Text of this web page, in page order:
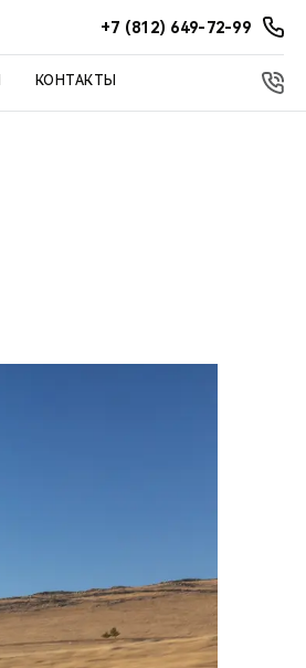
+7 (812) 649-72-99
КОНТАКТЫ